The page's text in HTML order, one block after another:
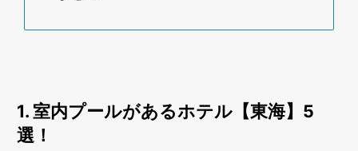
1. 室内プールがあるホテル【東海】5
選！